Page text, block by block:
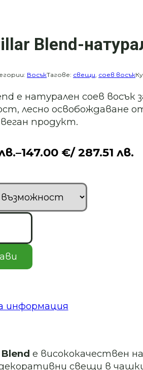
Blend-
ВосъкТагове: свещи соев восък
е натурален соев
лесно освобождаване
продукт.
–147.00 €/ 287.51 лв.
информация
е висококачествен
свещи в